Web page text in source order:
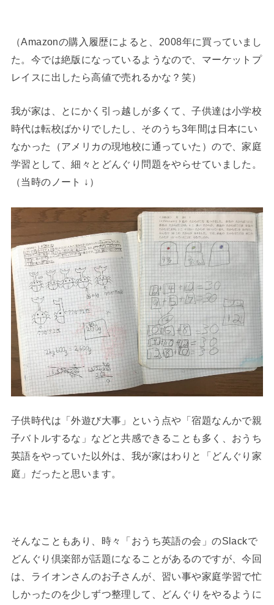
（Amazonの購入履歴によると、2008年に買っていまし
た。今では絶版になっているようなので、マーケットプ
レイスに出したら高値で売れるかな？笑）
我が家は、とにかく引っ越しが多くて、子供達は小学校
時代は転校ばかりでしたし、そのうち3年間は日本にい
なかった（アメリカの現地校に通っていた）ので、家庭
学習として、細々とどんぐり問題をやらせていました。
（当時のノート ↓）
子供時代は「外遊び大事」という点や「宿題なんかで親
子バトルするな」などと共感できることも多く、おうち
英語をやっていた以外は、我が家はわりと「どんぐり家
庭」だったと思います。
そんなこともあり、時々「おうち英語の会」のSlackで
どんぐり倶楽部が話題になることがあるのですが、今回
は、ライオンさんのお子さんが、習い事や家庭学習で忙
しかったのを少しずつ整理して、どんぐりをやるように